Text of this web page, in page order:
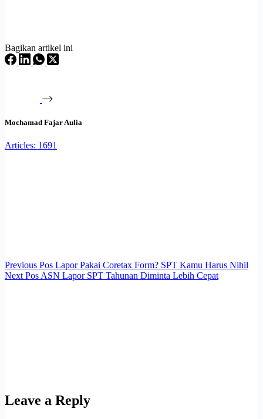
Bagikan artikel ini
Mochamad Fajar Aulia
Articles: 1691
Previous Pos Lapor Pakai Coretax Form? SPT Kamu Harus Nihil
Next Pos ASN Lapor SPT Tahunan Diminta Lebih Cepat
Leave a Reply